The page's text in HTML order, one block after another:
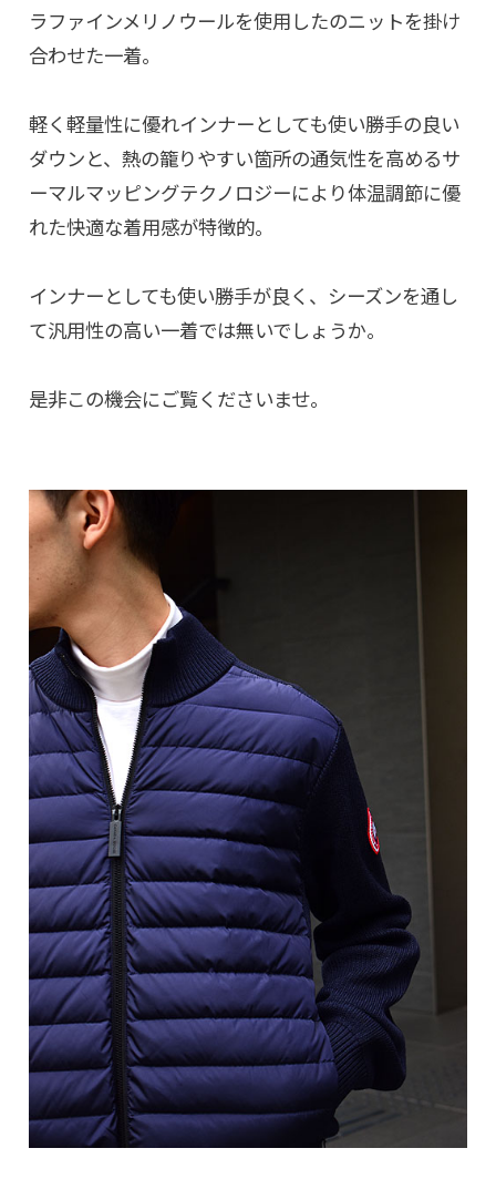
ラファインメリノウールを使用したのニットを掛け
合わせた一着。
軽く軽量性に優れインナーとしても使い勝手の良い
ダウンと、熱の籠りやすい箇所の通気性を高めるサ
ーマルマッピングテクノロジーにより体温調節に優
れた快適な着用感が特徴的。
インナーとしても使い勝手が良く、シーズンを通し
て汎用性の高い一着では無いでしょうか。
是非この機会にご覧くださいませ。